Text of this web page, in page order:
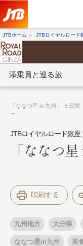
JTBホーム JTBロイヤルロード
添乗員と巡る旅
お客様へのご案内
コンシェルジ
条件から探す
条件から探す
キーワード
出発地とエ
条件から探す
条件から探す
キーワード
出発地とエ
「ななつ星 in 九州」 ５日
ー
JTBロイヤルロード銀座
「ななつ
印刷する
九州地方 大分県
ななつ星in九州 美
ツアーを探す
海外ツアー